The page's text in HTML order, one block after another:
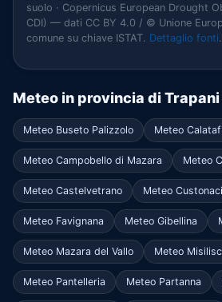
suolo · Copernicus European Drought
CDI) — dati CC BY 4.0 / © Unione
comune su chiave ISTAT. Dettaglio fonti.
Meteo in provincia di Trapani
Meteo Buseto Palizzolo Meteo
Meteo Campobello di Mazara Meteo
Meteo Castelvetrano Meteo Custonaci
Meteo Favignana Meteo Gibellina
Meteo Mazara del Vallo Meteo
Meteo Pantelleria Meteo Partanna